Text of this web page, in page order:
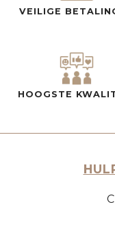
VEILIGE
HOOGSTE